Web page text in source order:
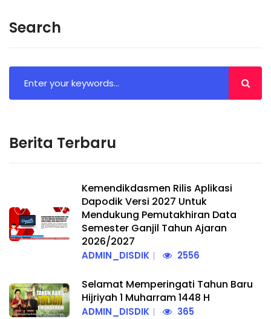
Search
Berita Terbaru
Kemendikdasmen Rilis Aplikasi
Dapodik Versi 2027 Untuk
Mendukung Pemutakhiran Data
Semester Ganjil Tahun Ajaran
2026/2027
ADMIN_DISDIK 2556
Selamat Memperingati Tahun Baru
Hijriyah 1 Muharram 1448 H
ADMIN_DISDIK 365